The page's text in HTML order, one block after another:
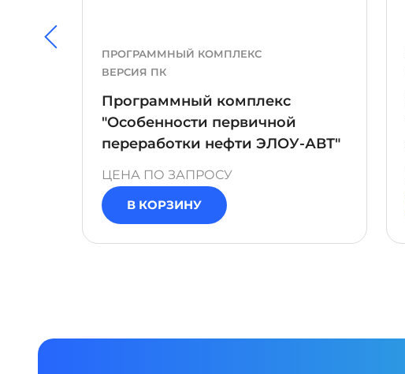
ПРОГРАММНЫЙ КОМПЛЕКС
ВЕРСИЯ ПК
Программный комплекс
"Особенности первичной
переработки нефти ЭЛОУ-АВТ"
ЦЕНА ПО ЗАПРОСУ
В КОРЗИНУ